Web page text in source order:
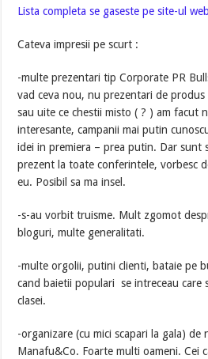
Lista completa se gaseste pe site-ul
Cateva impresii pe scurt :
-multe prezentari tip Corporate PR
vad ceva nou, nu prezentari de
sau uite ce chestii misto ( ? ) am facut
interesante, campanii mai putin
idei in premiera – prea putin. Dar sunt
prezent la toate conferintele, vorbesc
eu. Posibil sa ma insel.
-s-au vorbit truisme. Mult zgomot
bloguri, multe generalitati.
-multe orgolii, putini clienti, bataie pe
cand baietii populari se intreceau care
clasei.
-organizare (cu mici scapari la gala) de
Manafu&Co. Foarte multi oameni. Cei